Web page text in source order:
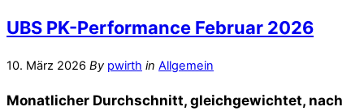
UBS PK-Performance Februar 2026
10. März 2026 By pwirth in Allgemein
Monatlicher Durchschnitt, gleichgewichtet, nach